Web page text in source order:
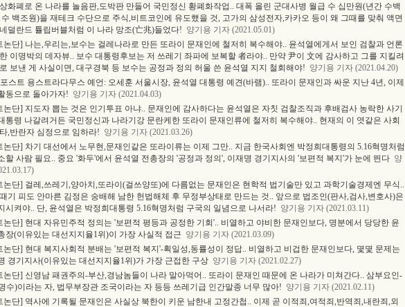
화폐로 온 나라를 놀음판,도박판 만들어 국민정신 황폐화작업.. 대폭 올린 군대사병 월급 수 십만원(년간 수백
백조원)을 재테크 수단으로 주식,비트코인에 유도했을 것, 고가의 삼성전자,카카오 등이 왜 그때를 맞춰 액면
덜란드 튤립버블처럼 이 나라 망조(亡兆)들었다! 양기용 기자 (2021.05.01)
논단] 나는,우리는,보수는 걸레나라로 만든 또라이 문재인에 철저히 복수해야.. 윤석열에게서 보인 검찰과 언론
이명박의 데자뷰.. 보수 대통령후보는 저 쓰레기 좌파에 보복할 者라야.. 만약 尹이 文에 감사하고 그를 지킬려
보낸 게 사실이면, 대구경북 등 보수는 공정과 정의 허울 쓴 윤석열 지지 철회해야! 양기용 기자 (2021.04.20)
스트 용스트라다무스 예언: 오세훈 서울시장, 윤석열 대통령 예견(바램).. 또라이 문재인과 싸운 지난 4년, 이제
동으로 돌아가자! 양기용 기자 (2021.04.03)
논단] 지도자 뽑는 것은 인기투표 아냐.. 문재인에 감사하다는 윤석열은 자칫 검찰조직과 후배검사 농락한 사기
통령 나갈려거든 국민정신과 나라기강 문란케한 또라이 문재인류에 철저히 복수해야.. 현재의 이 엿같은 사회
,반란자 심정으로 임하라! 양기용 기자 (2021.03.26)
논단] 차기 대선에서 노무현,문재인같은 또라이류는 이제 그만.. 지금 한국사회엔 박정희대통령의 5.16혁명처럼
할 사람 필요.. 중요 '화두'에서 윤석열 전총장의 '공정과 정의', 이재명 경기지사의 '보편적 복지'가 눈에 띈다 양
논단] 걸레,쓰레기,양아치,또라이(걸쓰양또)에 다름없는 문재인은 현학적 법기술만 있고 과학기술경제엔 무식..
기 피도 안마른 김정은 숭배해 남한 헌법해체 후 무정부상태로 만드는 것.. 앞으로 법조인(판사,검사,변호사)은
시켜야.. 단, 윤석열은 박정희대통령 5.16혁명처럼 구국의 일념으로 나서라! 양기용 기자 (2021.03.11)
논단] 현대 자유민주적 정의는 '보편적 평등과 공정한 기회'.. 비열하고 야비한 문재인보다, 명분에서 당당한 윤
장(이유있는 대선지지율1위)이 가장 사실적 접근 양기용 기자 (2021.03.09)
논단] 현대 복지사회적 분배는 '보편적 복지'-획일성,동률성이 정답.. 비열하고 비겁한 문재인보다, 몇몇 문제는
경기지사(이유있는 대선지지율1위)가 가장 근접한 구상 양기용 기자 (2021.02.27)
논단] 신영남 패권주의-부산,경남놈들이 나라 말아먹어.. 또라이 문재인 때문에 온 나라가 미쳐간다.. 삼부요인-
수)이라는 자, 법무부장관 조국이라는 자 등등 쓰레기급 인간말종 너무 많아! 양기용 기자 (2021.02.11)
논단] 역사에 기록될 문재인은 사실상 북한이 키운 남한내 고정간첩.. 이제 곧 이적죄,여적죄,반역죄,내란죄,외